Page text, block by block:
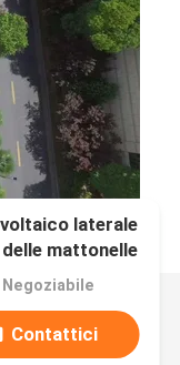
laterale
mattonelle
Negoziabile
Contattici